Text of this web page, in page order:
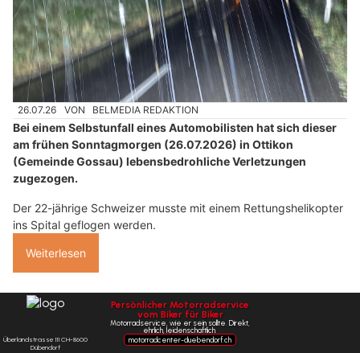
26.07.26 VON BELMEDIA REDAKTION
Bei einem Selbstunfall eines Automobilisten hat sich dieser
am frühen Sonntagmorgen (26.07.2026) in Ottikon
(Gemeinde Gossau) lebensbedrohliche Verletzungen
zugezogen.
Der 22-jährige Schweizer musste mit einem Rettungshelikopter
ins Spital geflogen werden.
Weiterlesen